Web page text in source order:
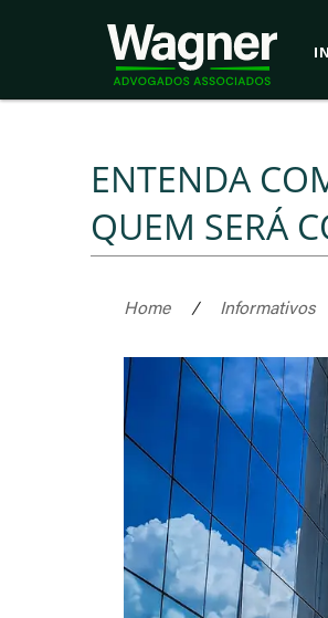
ENTENDA
QUEM SERÁ
Home / Informativos